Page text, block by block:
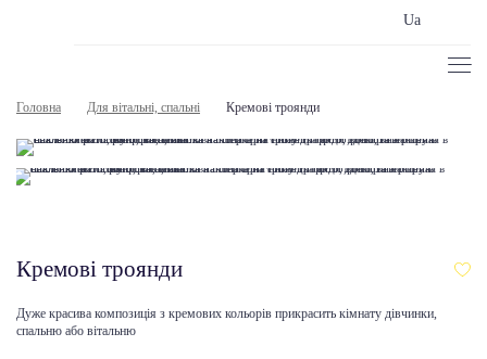
Ua
Головна Для вітальні, спальні Кремові троянди
Кремові троянди
Дуже красива композиція з кремових кольорів прикрасить кімнату дівчинки,
спальню або вітальню